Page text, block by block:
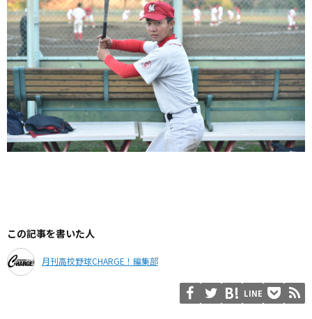
この記事を書いた人
月刊高校野球CHARGE！編集部
LINE